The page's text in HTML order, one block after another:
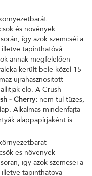
és növények
így azok szemcséi a
illetve tapinthatóvá
annak megfelelően
került bele közel 15
újrahasznosított
elő. A Crush
- Cherry: nem túl tüzes,
Alkalmas mindenfajta
alappapírjaként is.
és növények
így azok szemcséi a
illetve tapinthatóvá